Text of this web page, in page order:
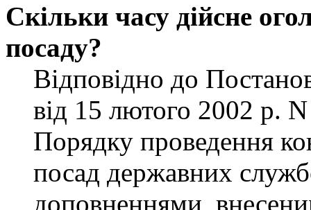
Скільки часу дійсне
посаду?
Відповідно до
від 15 лютого 2002 р.
Порядку проведення
посад державних
доповненнями,